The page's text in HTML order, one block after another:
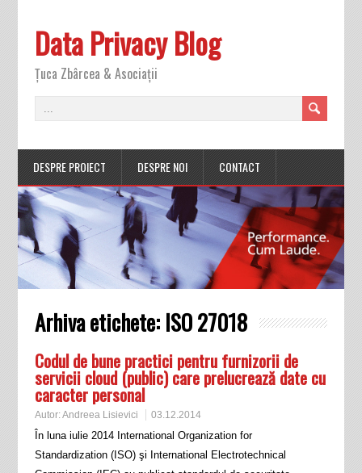
Data Privacy Blog
Ţuca Zbârcea & Asociaţii
DESPRE PROIECT DESPRE NOI CONTACT
Arhiva etichete: ISO 27018
Codul de bune practici pentru furnizorii de
servicii cloud (public) care prelucrează date cu
caracter personal
Autor:Andreea Lisievici 03.12.2014
În luna iulie 2014 International Organization for
Standardization (ISO) şi International Electrotechnical